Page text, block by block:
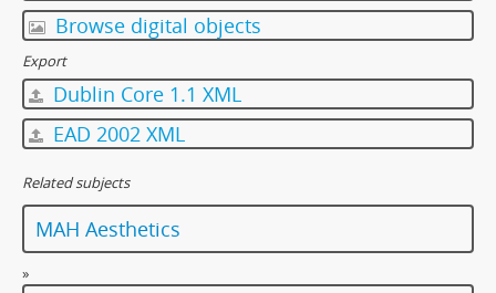
Browse digital objects
Export
Dublin Core 1.1 XML
EAD 2002 XML
Related subjects
MAH Aesthetics
»